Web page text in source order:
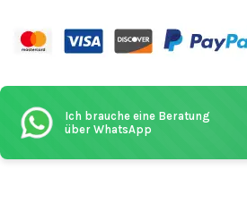
Ich brauche eine Beratung
über WhatsApp